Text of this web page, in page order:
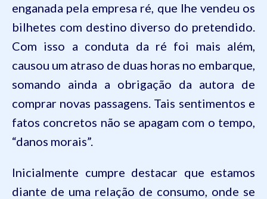
enganada pela empresa ré, que lhe vendeu os
bilhetes com destino diverso do pretendido.
Com isso a conduta da ré foi mais além,
causou um atraso de duas horas no embarque,
somando ainda a obrigação da autora de
comprar novas passagens. Tais sentimentos e
fatos concretos não se apagam com o tempo,
“danos morais”.
Inicialmente cumpre destacar que estamos
diante de uma relação de consumo, onde se